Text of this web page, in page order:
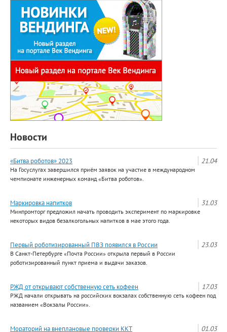
Новости
21.04
«Битва роботов» 2023
На Госуслугах завершился приём заявок на участие в международном
чемпионате инженерных команд «Битва роботов».
31.03
Маркировка напитков
Минпромторг предложил начать проводить эксперимент по маркировке
некоторых видов безалкогольных напитков в мае этого года.
23.03
Первый роботизированный ПВЗ появился в России
В Санкт-Петербурге «Почта России» открыла первый в России
роботизированный пункт приема и выдачи заказов.
17.03
РЖД от открывают собственную сеть кофеен
РЖД начали открывать на российских вокзалах собственную сеть кофеен под
названием «Вокзалы России».
01.03
Мораторий на внеплановые проверки ККТ